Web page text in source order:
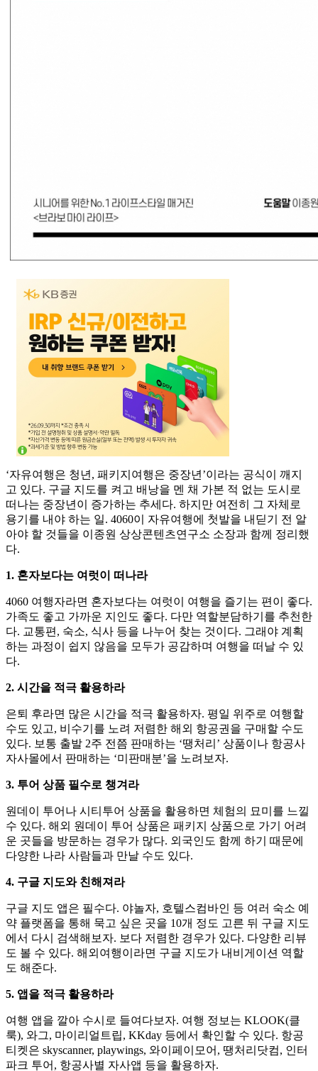
‘자유여행은 청년, 패키지여행은 중장년’이라는 공식이 깨지
고 있다. 구글 지도를 켜고 배낭을 멘 채 가본 적 없는 도시로
떠나는 중장년이 증가하는 추세다. 하지만 여전히 그 자체로
용기를 내야 하는 일. 4060이 자유여행에 첫발을 내딛기 전 알
아야 할 것들을 이종원 상상콘텐츠연구소 소장과 함께 정리했
다.
1. 혼자보다는 여럿이 떠나라
4060 여행자라면 혼자보다는 여럿이 여행을 즐기는 편이 좋다.
가족도 좋고 가까운 지인도 좋다. 다만 역할분담하기를 추천한
다. 교통편, 숙소, 식사 등을 나누어 찾는 것이다. 그래야 계획
하는 과정이 쉽지 않음을 모두가 공감하며 여행을 떠날 수 있
다.
2. 시간을 적극 활용하라
은퇴 후라면 많은 시간을 적극 활용하자. 평일 위주로 여행할
수도 있고, 비수기를 노려 저렴한 해외 항공권을 구매할 수도
있다. 보통 출발 2주 전쯤 판매하는 ‘땡처리’ 상품이나 항공사
자사몰에서 판매하는 ‘미판매분’을 노려보자.
3. 투어 상품 필수로 챙겨라
원데이 투어나 시티투어 상품을 활용하면 체험의 묘미를 느낄
수 있다. 해외 원데이 투어 상품은 패키지 상품으로 가기 어려
운 곳들을 방문하는 경우가 많다. 외국인도 함께 하기 때문에
다양한 나라 사람들과 만날 수도 있다.
4. 구글 지도와 친해져라
구글 지도 앱은 필수다. 야놀자, 호텔스컴바인 등 여러 숙소 예
약 플랫폼을 통해 묵고 싶은 곳을 10개 정도 고른 뒤 구글 지도
에서 다시 검색해보자. 보다 저렴한 경우가 있다. 다양한 리뷰
도 볼 수 있다. 해외여행이라면 구글 지도가 내비게이션 역할
도 해준다.
5. 앱을 적극 활용하라
여행 앱을 깔아 수시로 들여다보자. 여행 정보는 KLOOK(클
룩), 와그, 마이리얼트립, KKday 등에서 확인할 수 있다. 항공
티켓은 skyscanner, playwings, 와이페이모어, 땡처리닷컴, 인터
파크 투어, 항공사별 자사앱 등을 활용하자.